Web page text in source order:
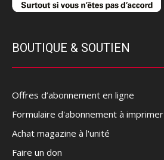
BOUTIQUE & SOUTIEN
Offres d’abonnement en ligne
Formulaire d'abonnement à imprimer
Achat magazine à l'unité
Faire un don